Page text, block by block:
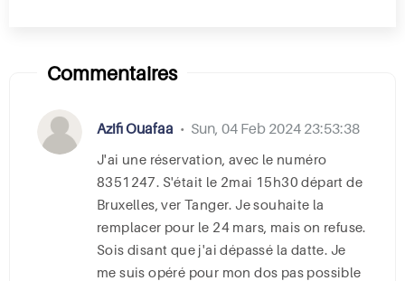
Commentaires
Azifi Ouafaa • Sun, 04 Feb 2024 23:53:38
J'ai une réservation, avec le numéro
8351247. S'était le 2mai 15h30 départ de
Bruxelles, ver Tanger. Je souhaite la
remplacer pour le 24 mars, mais on refuse.
Sois disant que j'ai dépassé la datte. Je
me suis opéré pour mon dos pas possible